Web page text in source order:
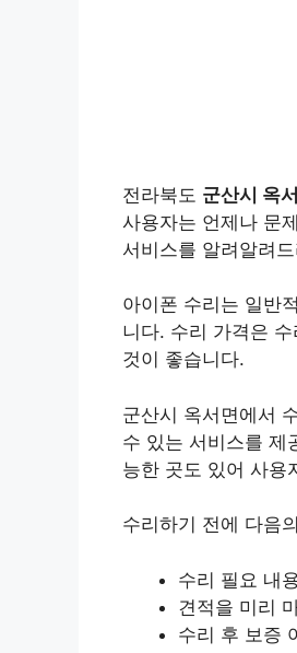
전라북도 군산시 옥
사용자는 언제나 문
서비스를 알려알려
아이폰 수리는 일반
니다. 수리 가격은
것이 좋습니다.
군산시 옥서면에서
수 있는 서비스를 제
능한 곳도 있어 사용
수리하기 전에 다음
수리 필요 내
견적을 미리
수리 후 보증